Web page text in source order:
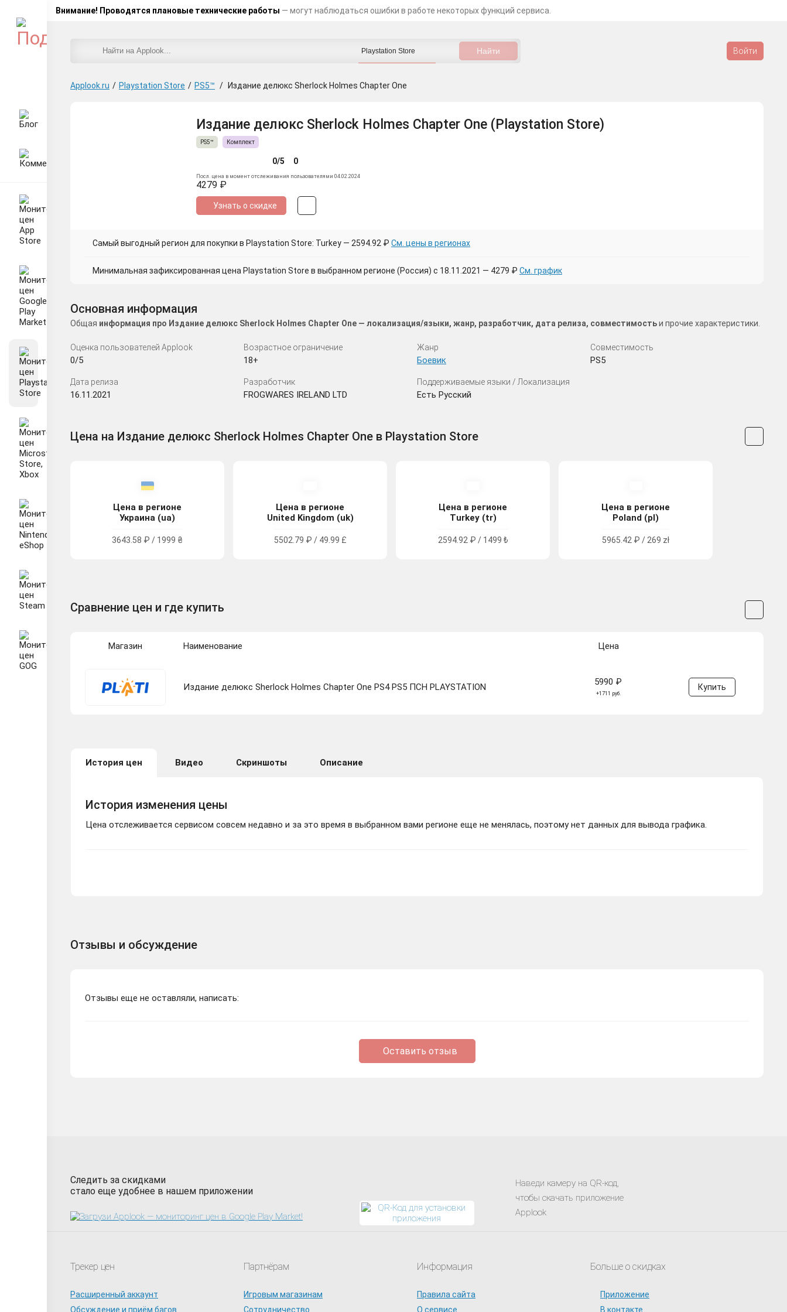
Внимание! Проводятся плановые технические работы — могут наблюдаться ошибки в работе некоторых функций сервиса.
Войти
Applook.ru / Playstation Store / PS5™ / Издание делюкс Sherlock Holmes Chapter One
Издание делюкс Sherlock Holmes Chapter One (Playstation Store)
PS5™ Комплект
0/5 0
Посл. цена в момент отслеживания пользователями 04.02.2024
4279 ₽
Узнать о скидке
Самый выгодный регион для покупки в Playstation Store: Turkey — 2594.92 ₽ См. цены в регионах
Минимальная зафиксированная цена Playstation Store в выбранном регионе (Россия) с 18.11.2021 — 4279 ₽ См. график
Основная информация
Общая информация про Издание делюкс Sherlock Holmes Chapter One — локализация/языки, жанр, разработчик, дата релиза, совместимостьи прочие характеристики.
Оценка пользователей Applook
0/5
Возрастное ограничение
18+
Жанр
Боевик
Совместимость
PS5
Дата релиза
16.11.2021
Разработчик
FROGWARES IRELAND LTD
Поддерживаемые языки / Локализация
Есть Русский
Цена на Издание делюкс Sherlock Holmes Chapter One в Playstation Store
Цена в регионе
Украина (ua)
3643.58 ₽ / 1999 ₴
Цена в регионе
United Kingdom (uk)
5502.79 ₽ / 49.99 £
Цена в регионе
Turkey (tr)
2594.92 ₽ / 1499 ₺
Цена в регионе
Poland (pl)
5965.42 ₽ / 269 zł
Сравнение цен и где купить
Магазин Наименование Цена
Издание делюкс Sherlock Holmes Chapter One PS4 PS5 ПСН PLAYSTATION 5990 ₽
+1711 руб.
Купить
История цен Видео Скриншоты Описание
История изменения цены
Цена отслеживается сервисом совсем недавно и за это время в выбранном вами регионе еще не менялась, поэтому нет данных для вывода графика.
Отзывы и обсуждение
Отзывы еще не оставляли, написать:
Оставить отзыв
Следить за скидками
стало еще удобнее в нашем приложении
Наведи камеру на QR-код,
чтобы скачать приложение
Applook
Трекер цен
Расширенный аккаунт
Обсуждение и приём багов
Партнёрам
Игровым магазинам
Сотрудничество
Информация
Правила сайта
О сервисе
Больше о скидках
Приложение
В контакте